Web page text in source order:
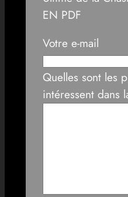
EN PDF
Votre e-mail
Quelles sont les
intéressent dans